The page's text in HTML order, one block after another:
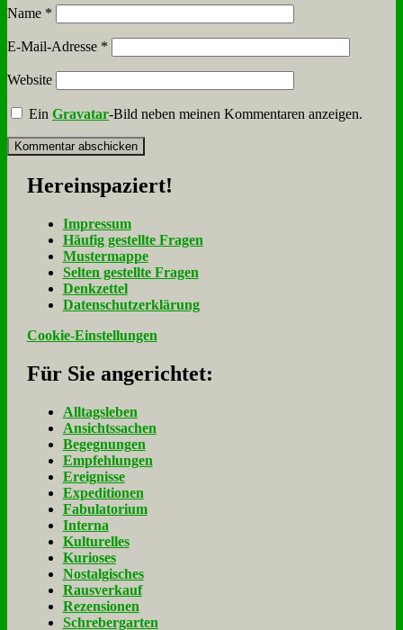
Name *
E-Mail-Adresse *
Website
EinGravatar-Bild neben meinen Kommentaren anzeigen.
Her­ein­spa­ziert!
Im­pres­sum
Häu­fig ge­stell­te Fra­gen
Mu­ster­map­pe
Sel­ten ge­stell­te Fra­gen
Denk­zet­tel
Da­ten­schutz­er­klä­rung
Cookie-Einstellungen
Für Sie an­ge­rich­tet:
Alltagsleben
Ansichtssachen
Begegnungen
Empfehlungen
Ereignisse
Expeditionen
Fabulatorium
Interna
Kulturelles
Kurioses
Nostalgisches
Rausverkauf
Rezensionen
Schrebergarten